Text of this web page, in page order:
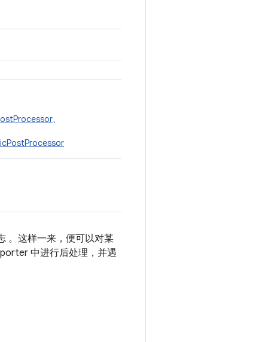
、
。这样一来，便可以对某
中进行后处理，并遇